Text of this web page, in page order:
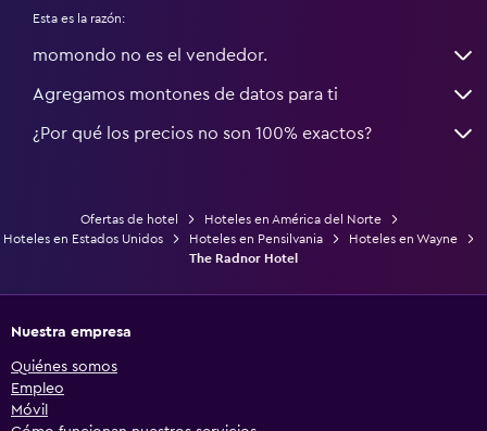
Esta es la razón:
momondo no es el vendedor.
Agregamos montones de datos para ti
¿Por qué los precios no son 100% exactos?
Ofertas de hotel
Hoteles en América del Norte
Hoteles en Estados Unidos
Hoteles en Pensilvania
Hoteles en Wayne
The Radnor Hotel
Nuestra empresa
Quiénes somos
Empleo
Móvil